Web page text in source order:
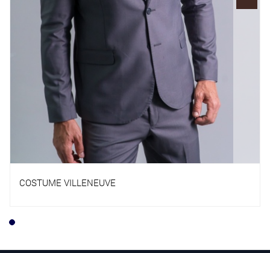
COSTUME VILLENEUVE